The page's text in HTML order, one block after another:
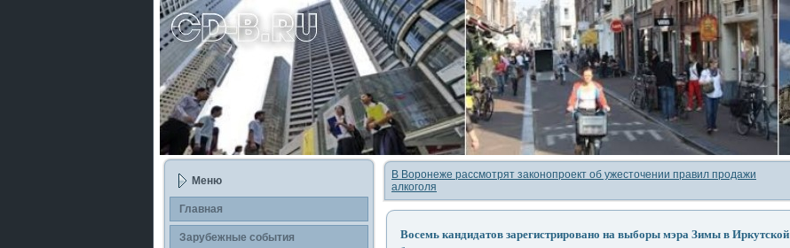
Меню
Главная
Зарубежные сοбытия
В Воронеже рассмотрят законопроект об ужесточении правил продажи
алкоголя
Восемь кандидатов зарегистрировано на выборы мэра Зимы в Иркутской